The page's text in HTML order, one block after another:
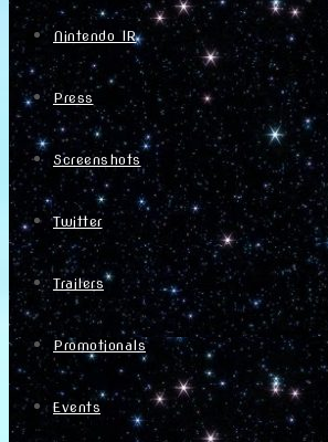
Nintendo IR
Press
Screenshots
Twitter
Trailers
Promotionals
Events